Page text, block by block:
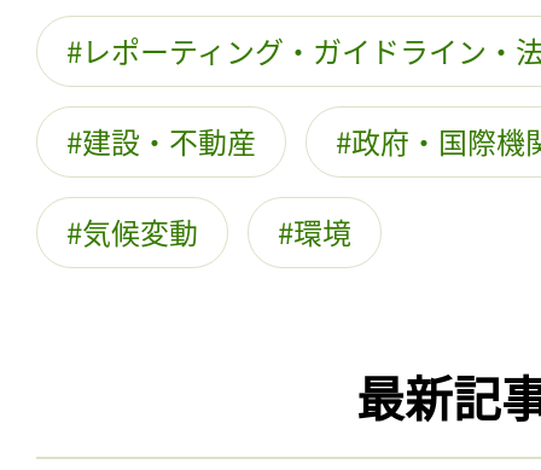
レポーティング・ガイドライン・
建設・不動産 政府・国際機
気候変動 環境
最新記